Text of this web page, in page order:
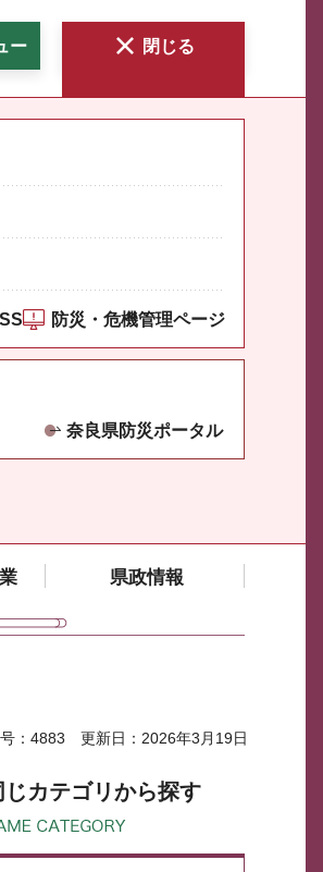
ー 閉じる
防災・危機管理ページ
奈良県防災ポータル
県政情報
：4883 更新日：2026年3月19日
じカテゴリから探す